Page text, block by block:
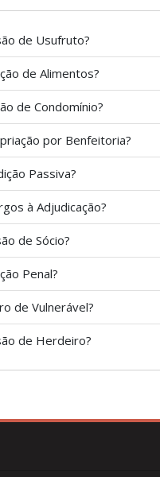
de Usufruto?
de Alimentos?
de Condomínio?
por Benfeitoria?
Passiva?
à Adjudicação?
de Sócio?
Penal?
de Vulnerável?
de Herdeiro?